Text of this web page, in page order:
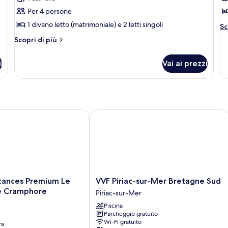
per
Cottage,
1
camera
letto
(4
Per 4 persone
1 divano letto (matrimoniale) e 2 letti singoli
Scopri di più
Altri
1
(4
Vai ai prezzi
(6
da
Premium Le
Cramphore
Premium Le Domaine de Cramphore
VVF
Piriac-
sur-
Mer
Bretagne
Sud
VVF Piriac-sur-Mer Bretagne Sud
Piriac-sur-Mer
Piscina
Parcheggio gratuito
Wi-Fi gratuito
VVF Piriac-sur-Mer Bretagne Sud